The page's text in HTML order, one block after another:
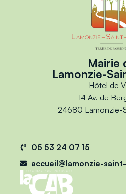
Mairie
Lamonzie-
Hôtel de
14 Av. de
24680 Lamonzie-
05 53 24 07 15
accueil@lamonzie-